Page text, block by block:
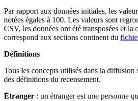
Par rapport aux données initiales, les
notées égales à 100. Les valeurs sont
CSV, les données ont été transposées et la
correspond aux sections continent du
Définitions
Tous les concepts utilisés dans la diffusion
des définitions du recensement.
Étranger : un étranger est une personne